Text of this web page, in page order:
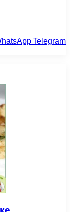
Telegram